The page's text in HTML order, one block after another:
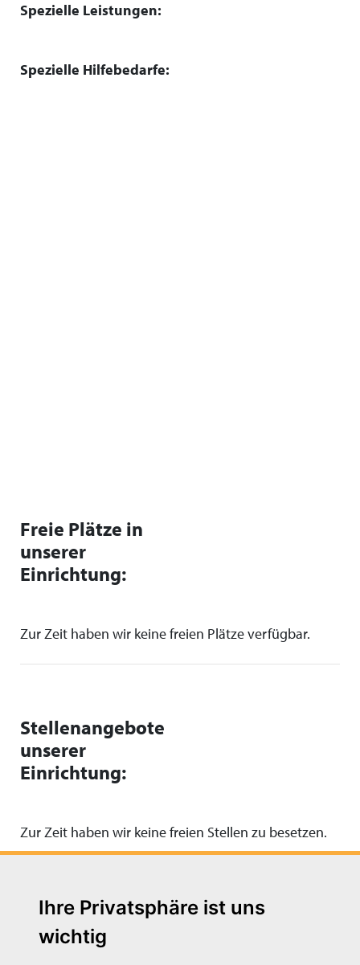
Ihre Privatsphäre ist uns
wichtig
Spezielle Leistungen:
Spezielle Hilfebedarfe:
Freie Plätze in
unserer
Einrichtung:
Zur Zeit haben wir keine freien Plätze verfügbar.
Stellenangebote
unserer
Einrichtung:
Zur Zeit haben wir keine freien Stellen zu besetzen.